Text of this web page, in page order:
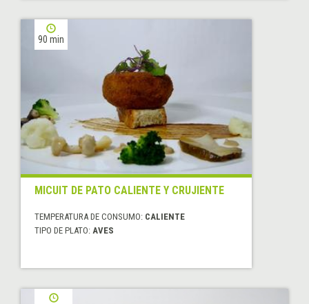
90 min
MICUIT DE PATO CALIENTE Y CRUJIENTE
TEMPERATURA DE CONSUMO: CALIENTE
TIPO DE PLATO: AVES